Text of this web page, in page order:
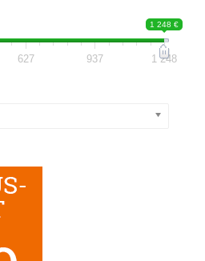
1 248 €
627 937 1 248